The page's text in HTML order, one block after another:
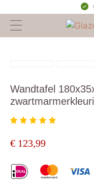
Wandtafel
€ 123,99